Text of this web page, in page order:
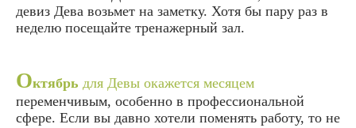
девиз Дева возьмет на заметку. Хотя бы пару раз в
неделю посещайте тренажерный зал.
Октябрь для Девы окажется месяцем
переменчивым, особенно в профессиональной
сфере. Если вы давно хотели поменять работу, то не